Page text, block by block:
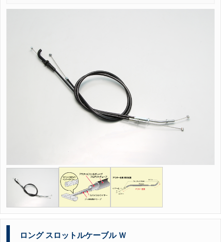
ロング スロットルケーブル Ｗ